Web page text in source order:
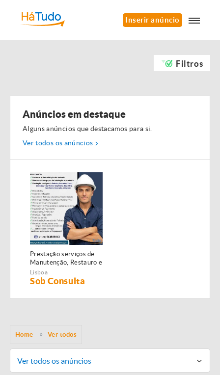
Inserir anúncio
Filtros
Anúncios em destaque
Alguns anúncios que destacamos para si.
Ver todos os anúncios
Prestação serviços de
Manutenção, Restauro e
Remodelação de
imóveis!
Lisboa
Sob Consulta
Home Ver todos
Ver todos os anúncios